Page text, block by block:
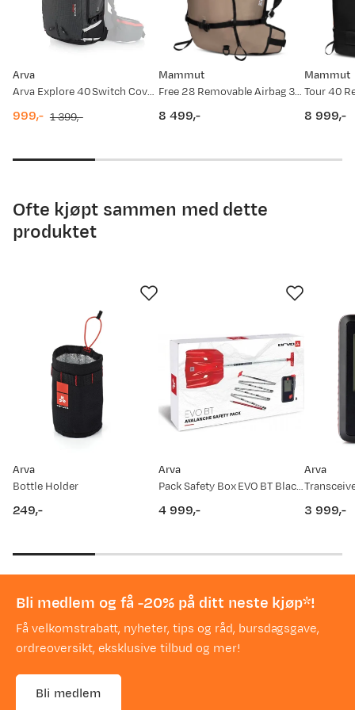
Prisdato
04.05.2026 9 999,-
13.03.2026 7 699,-
07.03.2026 7 999,-
05.02.2026 9 999,-
05.01.2026
08.08.2025
Arva
Arva Explore 40 Switch Cover No Color
999,- 1 399,-
Mammut
Free 28 Removable Airbag 3.0 Safari
8 499,-
Mammut
8 999,-
Ofte kjøpt sammen med dette
produktet
Arva
Bottle Holder
249,-
Arva
Pack Safety Box EVO BT Black/Red
4 999,-
Arva
3 999,-
Bli medlem og få -20% på ditt neste kjøp*!
Få velkomstrabatt, nyheter, tips og råd, bursdagsgave,
ordreoversikt, eksklusive tilbud og mer!
Bli medlem